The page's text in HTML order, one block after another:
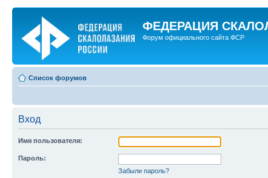
ФЕДЕРАЦИЯ
Форум официального сайта ФСР
Список форумов
Вход
Имя пользователя:
Пароль:
Забыли пароль?